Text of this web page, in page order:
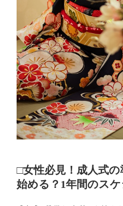
□女性必見！成人式
始める？1年間のス